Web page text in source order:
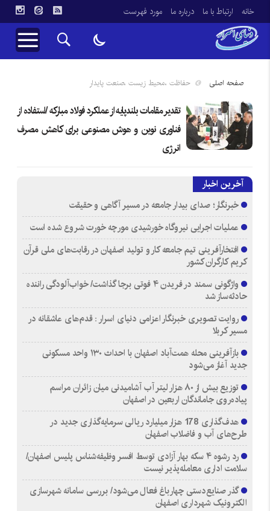
خانه ارتباط با ما درباره ما مورد فهرست
صفحه اصلی حفاظت ،محیط زیست ،صنعت پایدار
تقدیر مقامات بلندپایه از عملکرد فولاد مبارکه /استفاده از
فناوری نوین و هوش مصنوعی برای کاهش مصرف
انرژی
آخرین اخبار
خبرنگار؛ صدای بیدار جامعه در مسیر آگاهی و حقیقت
عملیات اجرایی نیروگاه خورشیدی مورچه خورت شروع شده است
افتخارآفرینی تیم جامعه کار و تولید اصفهان در رقابت‌های ملی قرآن
کریم کارگران کشور
واژگونی سمند در فریدن ۴ فوتی برجا گذاشت/ خواب‌آلودگی راننده
حادثه‌ساز شد
روایت تصویری خبرنگار اعزامی دنیای اسرار : قدم‌های عاشقانه در
مسیر کربلا
بازآفرینی محله همت‌آباد اصفهان با احداث ۱۳۰ واحد مسکونی
جدید آغاز می‌شود
توزیع بیش از ۸۰ هزار لیتر آب آشامیدنی میان زائران مراسم
پیاده‌روی جاماندگان اربعین در اصفهان
هدف‌گذاری 178 هزار میلیارد ریالی سرمایه‌گذاری جدید در
طرح‌های آب و فاضلاب اصفهان
رد رشوه ۴ سکه بهار آزادی توسط افسر وظیفه‌شناس پلیس اصفهان/
سلامت اداری معامله‌پذیر نیست
گذر صنایع‌دستی چهارباغ فعال می‌شود/ بررسی سامانه شهرسازی
الکترونیک شهرداری اصفهان